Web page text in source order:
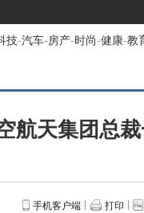
技-汽车-房产-时尚-健康-教
航天集团总
手机客户端 打印